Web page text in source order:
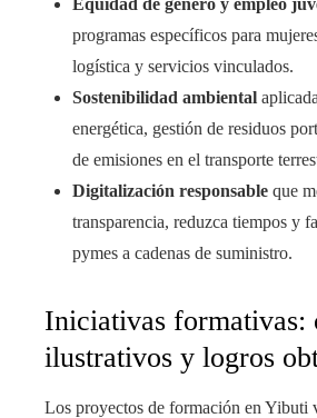
Equidad de género y empleo
programas específicos para
logística y servicios vinculados.
Sostenibilidad ambiental
energética, gestión de residuos
de emisiones en el transporte
Digitalización responsable que
transparencia, reduzca tiempos y
pymes a cadenas de suministro.
Iniciativas formativas:
ilustrativos y logros
Los proyectos de formación en Yibuti